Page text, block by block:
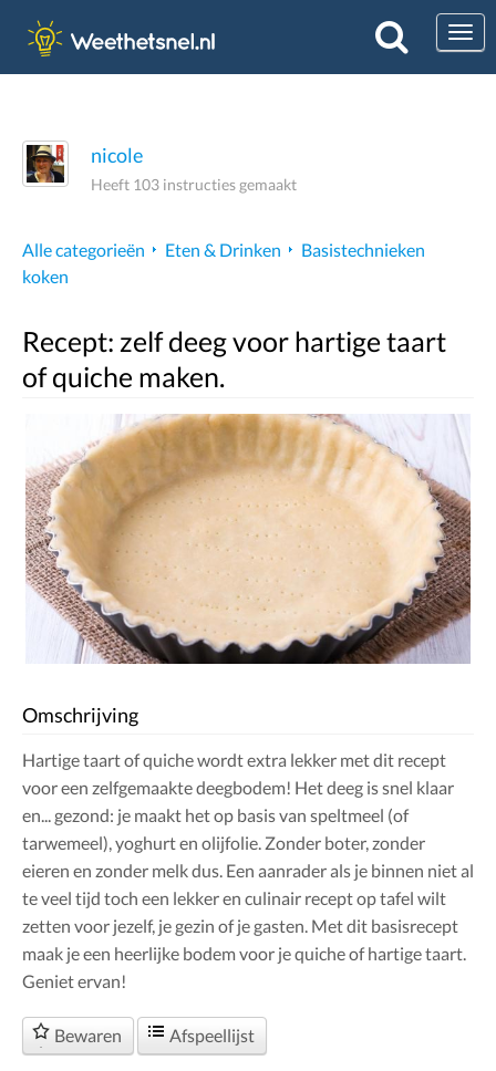
nicole
Heeft 103 instructies gemaakt
Alle categorieën Eten & Drinken
Basistechnieken
koken
Recept: zelf deeg voor hartige taart
of quiche maken.
Omschrijving
Hartige taart of quiche wordt extra lekker met dit recept
voor een zelfgemaakte deegbodem! Het deeg is snel klaar
en... gezond: je maakt het op basis van speltmeel (of
tarwemeel), yoghurt en olijfolie. Zonder boter, zonder
eieren en zonder melk dus. Een aanrader als je binnen niet al
te veel tijd toch een lekker en culinair recept op tafel wilt
zetten voor jezelf, je gezin of je gasten. Met dit basisrecept
maak je een heerlijke bodem voor je quiche of hartige taart.
Geniet ervan!
Bewaren Afspeellijst